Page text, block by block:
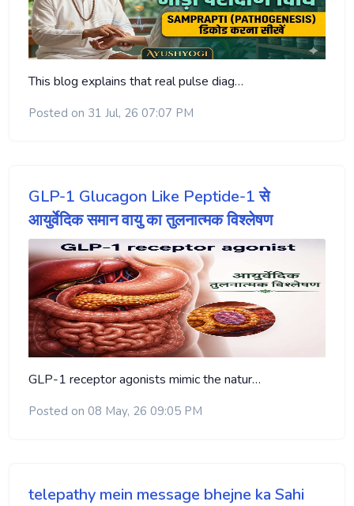
This blog explains that real pulse diag…
Posted on 31 Jul, 26 07:07 PM
GLP-1 Glucagon Like Peptide-1 से
आयुर्वेदिक समान वायु का तुलनात्मक विश्लेषण
GLP-1 receptor agonists mimic the natur…
Posted on 08 May, 26 09:05 PM
telepathy mein message bhejne ka Sahi